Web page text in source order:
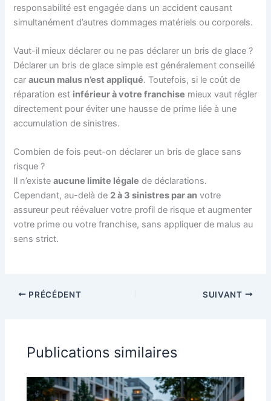
responsabilité est engagée dans un accident causant
simultanément d’autres dommages matériels ou corporels.
Vaut-il mieux déclarer ou ne pas déclarer un bris de glace ?
Déclarer un bris de glace simple est généralement conseillé
caraucun malus n’est appliqué. Toutefois, si le coût de
réparation est inférieur à votre franchise mieux vaut régler
directement pour éviter une hausse de prime liée à une
accumulation de sinistres.
Combien de fois peut-on déclarer un bris de glace sans
risque ?
Il n’existeaucune limite légale de déclarations.
Cependant, au-delà de 2 à 3 sinistres par an votre
assureur peut réévaluer votre profil de risque et augmenter
votre prime ou votre franchise, sans appliquer de malus au
sens strict.
PRÉCÉDENT SUIVANT
Publications similaires